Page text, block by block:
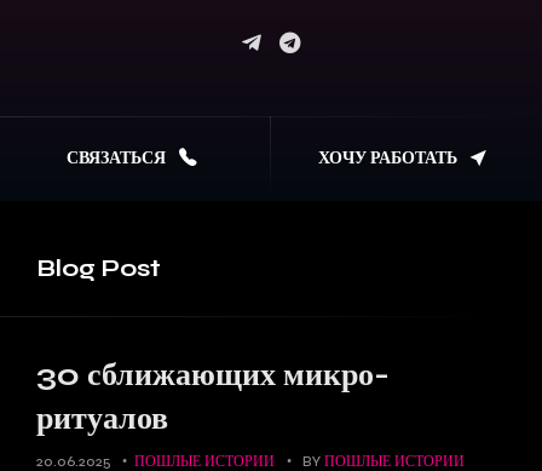
СВЯЗАТЬСЯ ХОЧУ РАБОТАТЬ
Blog Post
30 сближающих микро-
ритуалов
20.06.2025 ПОШЛЫЕ ИСТОРИИ BY ПОШЛЫЕ ИСТОРИИ